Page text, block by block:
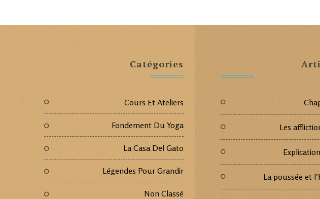
Catégories
Cours Et Ateliers
Fondement Du Yoga
La Casa Del Gato
Légendes Pour Grandir
Non Classé
Les
La poussée et